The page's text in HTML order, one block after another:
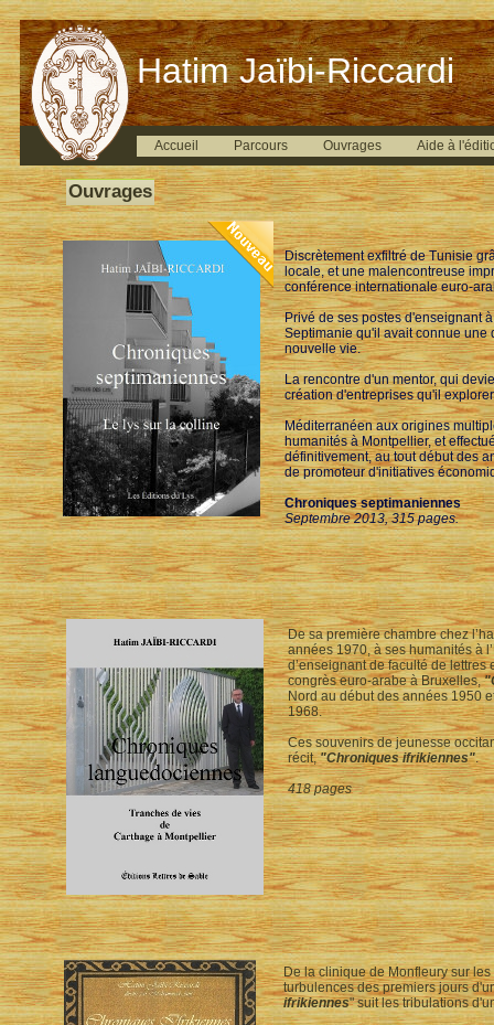
Hatim Jaïbi-Riccardi
Accueil Parcours Ouvrages Aide à
Ouvrages
Discrètement exfiltré de Tunisie
locale, et une malencontreuse
conférence internationale euro-
Privé de ses postes d'enseignant
Septimanie qu'il avait connue une
nouvelle vie.
La rencontre d'un mentor, qui
création d'entreprises qu'il
Méditerranéen aux origines
humanités à Montpellier, et
définitivement, au tout début des
de promoteur d'initiatives
Chroniques septimaniennes
Septembre 2013, 315 pages.
De sa première chambre chez
années 1970, à ses humanités à
d’enseignant de faculté de lettres
congrès euro-arabe à Bruxelles,
Nord au début des années 1950
1968.
Ces souvenirs de jeunesse
récit,"Chroniques ifrikiennes".
418 pages
De la clinique de Monfleury sur
turbulences des premiers jours
ifrikiennes" suit les tribulations